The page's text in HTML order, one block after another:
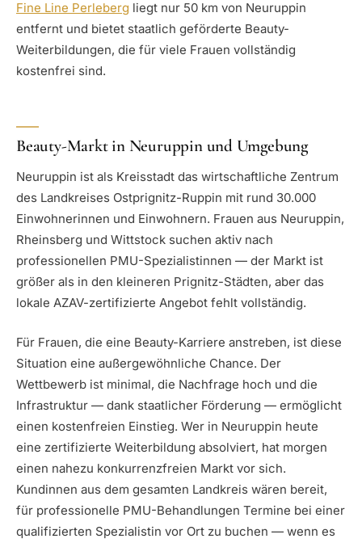
Fine Line Perleberg liegt nur 50 km von Neuruppin
entfernt und bietet staatlich geförderte Beauty-
Weiterbildungen, die für viele Frauen vollständig
kostenfrei sind.
Beauty-Markt in Neuruppin und Umgebung
Neuruppin ist als Kreisstadt das wirtschaftliche Zentrum
des Landkreises Ostprignitz-Ruppin mit rund 30.000
Einwohnerinnen und Einwohnern. Frauen aus Neuruppin,
Rheinsberg und Wittstock suchen aktiv nach
professionellen PMU-Spezialistinnen — der Markt ist
größer als in den kleineren Prignitz-Städten, aber das
lokale AZAV-zertifizierte Angebot fehlt vollständig.
Für Frauen, die eine Beauty-Karriere anstreben, ist diese
Situation eine außergewöhnliche Chance. Der
Wettbewerb ist minimal, die Nachfrage hoch und die
Infrastruktur — dank staatlicher Förderung — ermöglicht
einen kostenfreien Einstieg. Wer in Neuruppin heute
eine zertifizierte Weiterbildung absolviert, hat morgen
einen nahezu konkurrenzfreien Markt vor sich.
Kundinnen aus dem gesamten Landkreis wären bereit,
für professionelle PMU-Behandlungen Termine bei einer
qualifizierten Spezialistin vor Ort zu buchen — wenn es